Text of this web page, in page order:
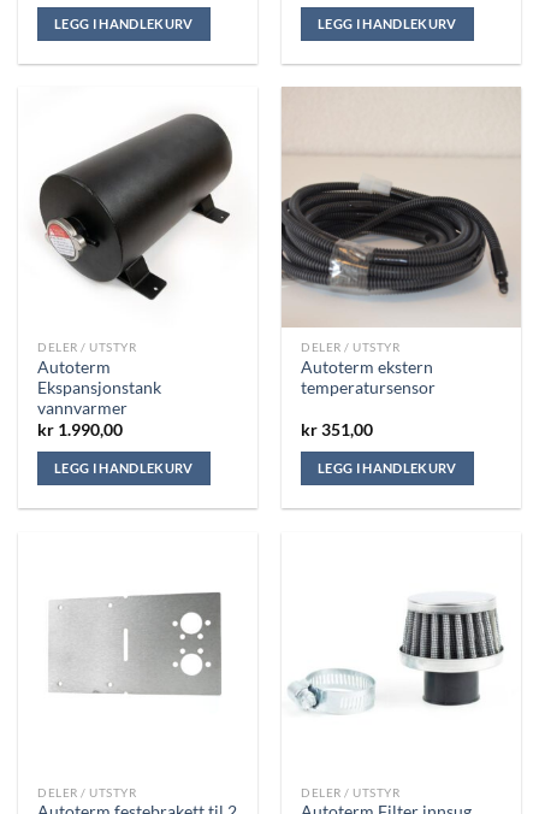
LEGG I HANDLEKURV LEGG I HANDLEKURV
DELER / UTSTYR
Autoterm
Ekspansjonstank
vannvarmer
kr 1.990,00
LEGG I HANDLEKURV
DELER / UTSTYR
Autoterm ekstern
temperatursensor
kr351,00
LEGG I HANDLEKURV
DELER / UTSTYR DELER / UTSTYR